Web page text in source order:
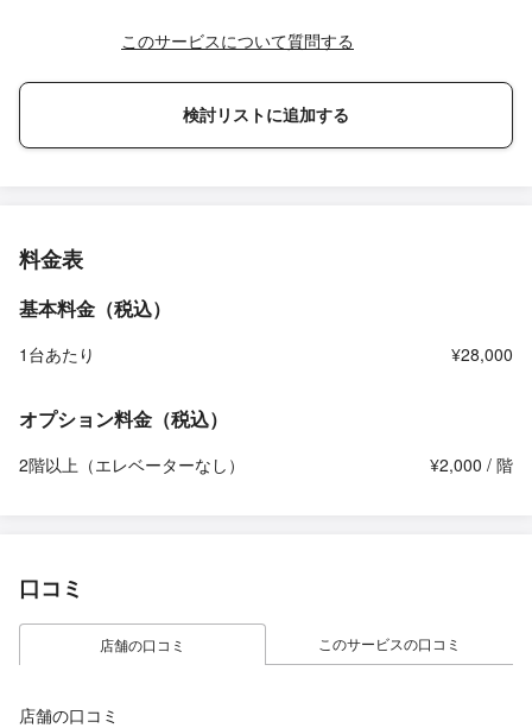
このサービスについて質問する
検討リストに追加する
料金表
基本料金（税込）
1台あたり ¥28,000
オプション料金（税込）
2階以上（エレベーターなし） ¥2,000 / 階
口コミ
店舗の口コミ このサービスの口コミ
店舗の口コミ